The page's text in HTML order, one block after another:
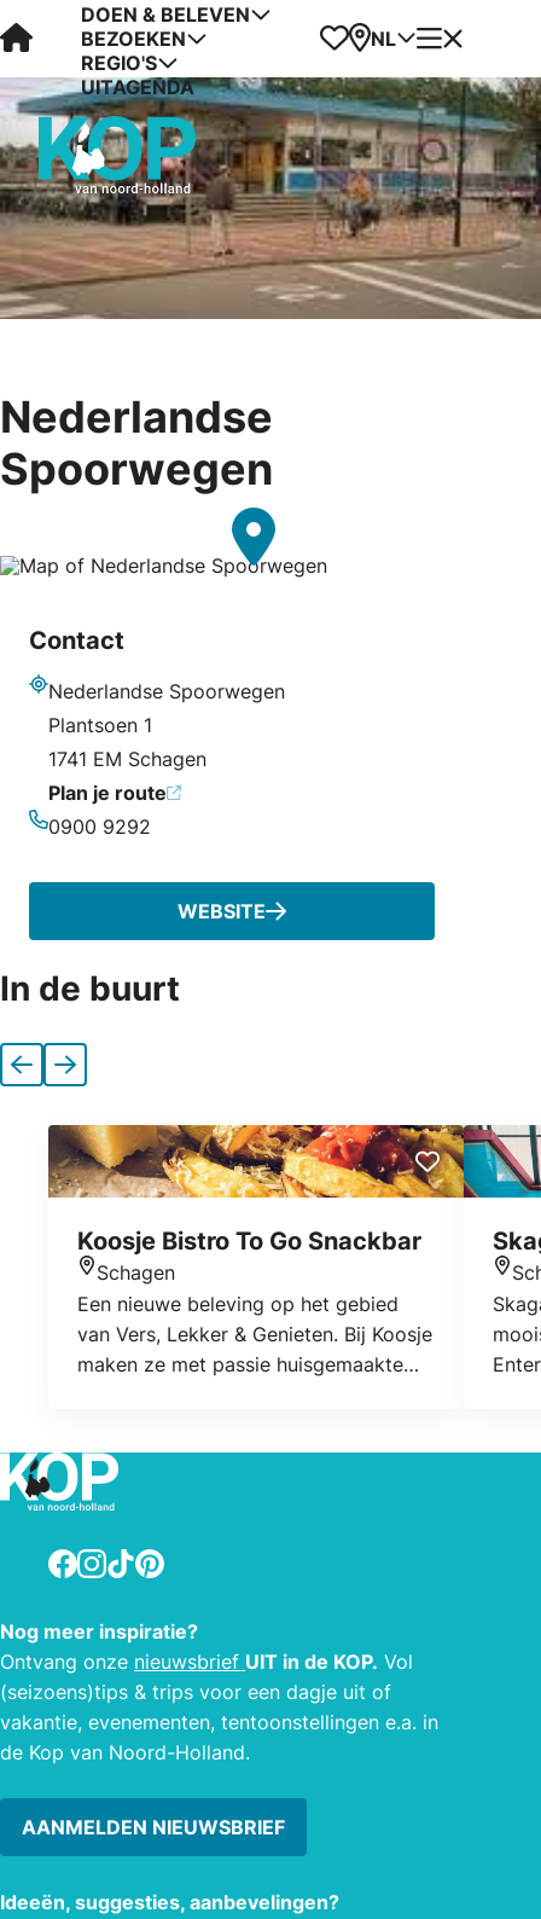
Visit Kop van Holland
DOEN & BELEVEN
BEZOEKEN
REGIO'S
UITAGENDA
Favorieten
Kaart
NL Menu
Nederlandse
Spoorwegen
Contact
Nederlandse Spoorwegen
Plantsoen 1
1741 EM Schagen
Plan je route
0900 9292
WEBSITE
In de buurt
VorigeVolgende
Koosje Bistro To Go Snackbar
Locatie
Schagen
Een nieuwe beleving op het gebied
van Vers, Lekker & Genieten. Bij Koosje
maken ze met passie huisgemaakte
gesneden. Maak uw verse Friet af met
een topping naar keuze.
Facebook
Instagram
TikTokPinterest
Nog meer inspiratie?
Ontvang onze nieuwsbrief UIT in de KOP. Vol
(seizoens)tips & trips voor een dagje uit of
vakantie, evenementen, tentoonstellingen e.a. in
de Kop van Noord-Holland.
AANMELDEN NIEUWSBRIEF
Ideeën, suggesties, aanbevelingen?